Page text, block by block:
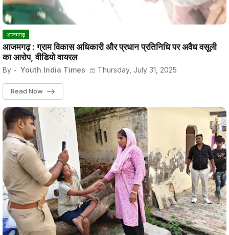
आजमगढ़
आजमगढ़ : ग्राम विकास अधिकारी और प्रधान प्रतिनिधि पर अवैध वसूली
का आरोप, वीडियो वायरल
By - Youth India Times Thursday, July 31, 2025
Read Now